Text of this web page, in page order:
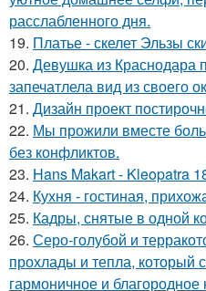
расслабленного дня.
19. Платье - скелет Эльзы
20. Девушка из Краснодара
запечатлела вид из своего
21. Дизайн проект
22. Мы прожили вместе
без конфликтов.
23. Hans Makart - Kleopatra
24. Кухня - гостиная,
25. Кадры, снятые в одной
26. Серо-голубой и
прохлады и тепла, который
гармоничное и благородное